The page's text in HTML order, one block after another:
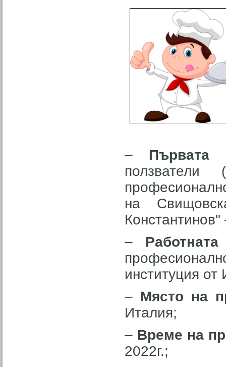
– Първата
ползватели
на
–
институция от
– Място на
Италия;
– Време на
2022г.;